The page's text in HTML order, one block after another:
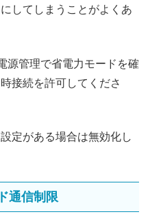
してしまうことがよくあ
源管理で省電力モードを確
接続を許可してくださ
定がある場合は無効化し
通信制限